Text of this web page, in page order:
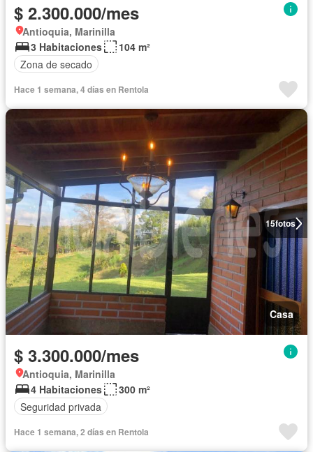
$ 2.300.000/mes
Antioquia, Marinilla
3 Habitaciones
104 m²
Zona de secado
Hace 1 semana, 4 días en Rentola
15fotos
Casa
$ 3.300.000/mes
Antioquia, Marinilla
4 Habitaciones
300 m²
Seguridad privada
Hace 1 semana, 2 días en Rentola